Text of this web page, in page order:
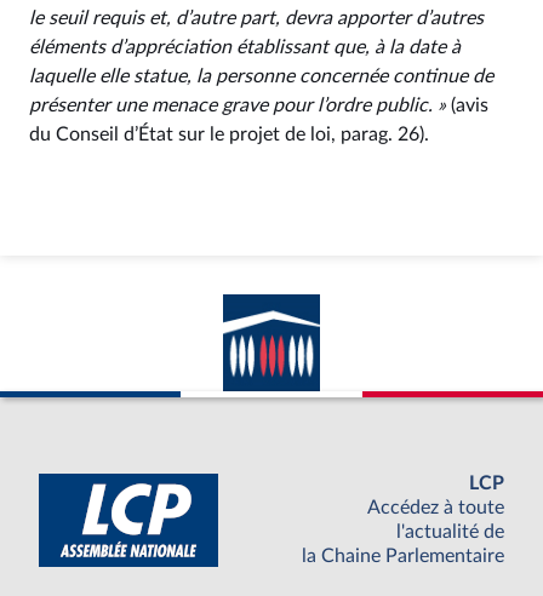
le seuil requis et, d’autre part, devra apporter d’autres
éléments d’appréciation établissant que, à la date à
laquelle elle statue, la personne concernée continue de
présenter une menace grave pour l’ordre public. » (avis
du Conseil d’État sur le projet de loi, parag. 26).
LCP
Accédez à toute
l'actualité de
la Chaine Parlementaire